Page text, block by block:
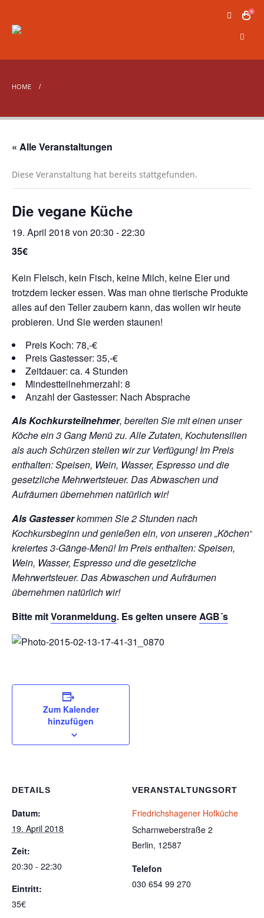
0
HOME
« Alle Veranstaltungen
Diese Veranstaltung hat bereits stattgefunden.
Die vegane Küche
19. April 2018 von 20:30 -22:30
35€
Kein Fleisch, kein Fisch, keine Milch, keine Eier und
trotzdem lecker essen. Was man ohne tierische Produkte
alles auf den Teller zaubern kann, das wollen wir heute
probieren. Und Sie werden staunen!
Preis Koch: 78,-€
Preis Gastesser: 35,-€
Zeitdauer: ca. 4 Stunden
Mindestteilnehmerzahl: 8
Anzahl der Gastesser: Nach Absprache
Als Kochkursteilnehmer, bereiten Sie mit einen unser
Köche ein 3 Gang Menü zu. Alle Zutaten, Kochutensilien
als auch Schürzen stellen wir zur Verfügung!Im Preis
enthalten: Speisen, Wein, Wasser, Espresso und die
gesetzliche Mehrwertsteuer. Das Abwaschen und
Aufräumen übernehmen natürlich wir!
Als Gastesserkommen Sie 2 Stunden nach
Kochkursbeginn und genießen ein, von unseren „Köchen“
kreiertes 3-Gänge-Menü!Im Preis enthalten: Speisen,
Wein, Wasser, Espresso und die gesetzliche
Mehrwertsteuer. Das Abwaschen und Aufräumen
übernehmen natürlich wir!
Bitte mitVoranmeldung. Es gelten unsereAGB´s
Zum Kalender
hinzufügen
DETAILS
Datum:
19. April 2018
Zeit:
20:30 - 22:30
Eintritt:
35€
VERANSTALTUNGSORT
Friedrichshagener Hofküche
Scharnweberstraße 2
Berlin, 12587
Telefon
030 654 99 270